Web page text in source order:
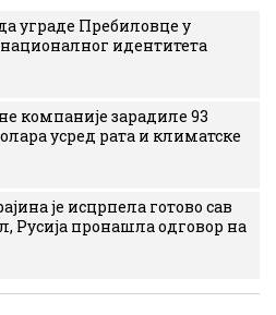
уграде Пребиловце у
идентитета
компаније зарадиле 93
усред рата и климатске
је исцрпела готово сав
Русија пронашла одговор на